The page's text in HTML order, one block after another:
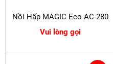
Nồi Hấp MAGIC Eco AC-280
Vui lòng gọi